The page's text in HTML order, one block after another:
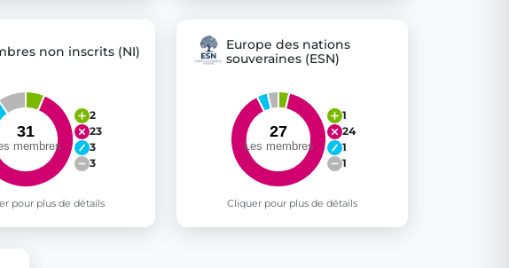
non inscrits (NI)
2
23
3
3
pour plus de détails
Europe des nations
souveraines (ESN)
1
24
1
1
Cliquer pour plus de détails